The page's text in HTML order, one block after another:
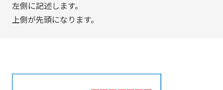
左側に記述します。
上側が先頭になります。